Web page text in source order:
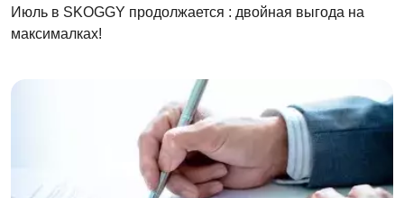
Июль в SKOGGY продолжается : двойная выгода на
максималках!